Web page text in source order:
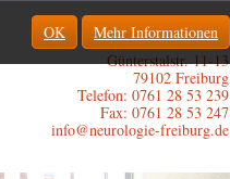
OK
Mehr Informationen
Günterstalstr. 11-13
79102 Freiburg
Telefon: 0761 28 53 239
Fax: 0761 28 53 247
info@neurologie-freiburg.de